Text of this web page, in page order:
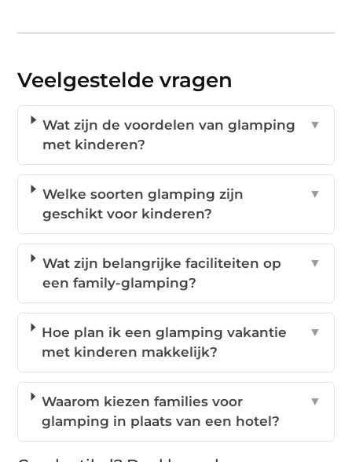
Veelgestelde vragen
Wat zijn de voordelen van glamping
met kinderen?
▼
Welke soorten glamping zijn
geschikt voor kinderen?
▼
Wat zijn belangrijke faciliteiten op
een family-glamping?
▼
Hoe plan ik een glamping vakantie
met kinderen makkelijk?
▼
Waarom kiezen families voor
glamping in plaats van een hotel?
▼